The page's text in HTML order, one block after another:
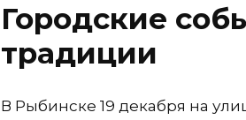
Городские
традиции
В Рыбинске 19 декабря на